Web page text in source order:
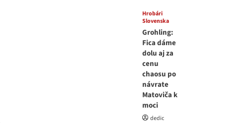
Hrobári
Slovenska
Grohling:
Fica dáme
dolu aj za
cenu
chaosu po
návrate
Matoviča k
moci
dedic